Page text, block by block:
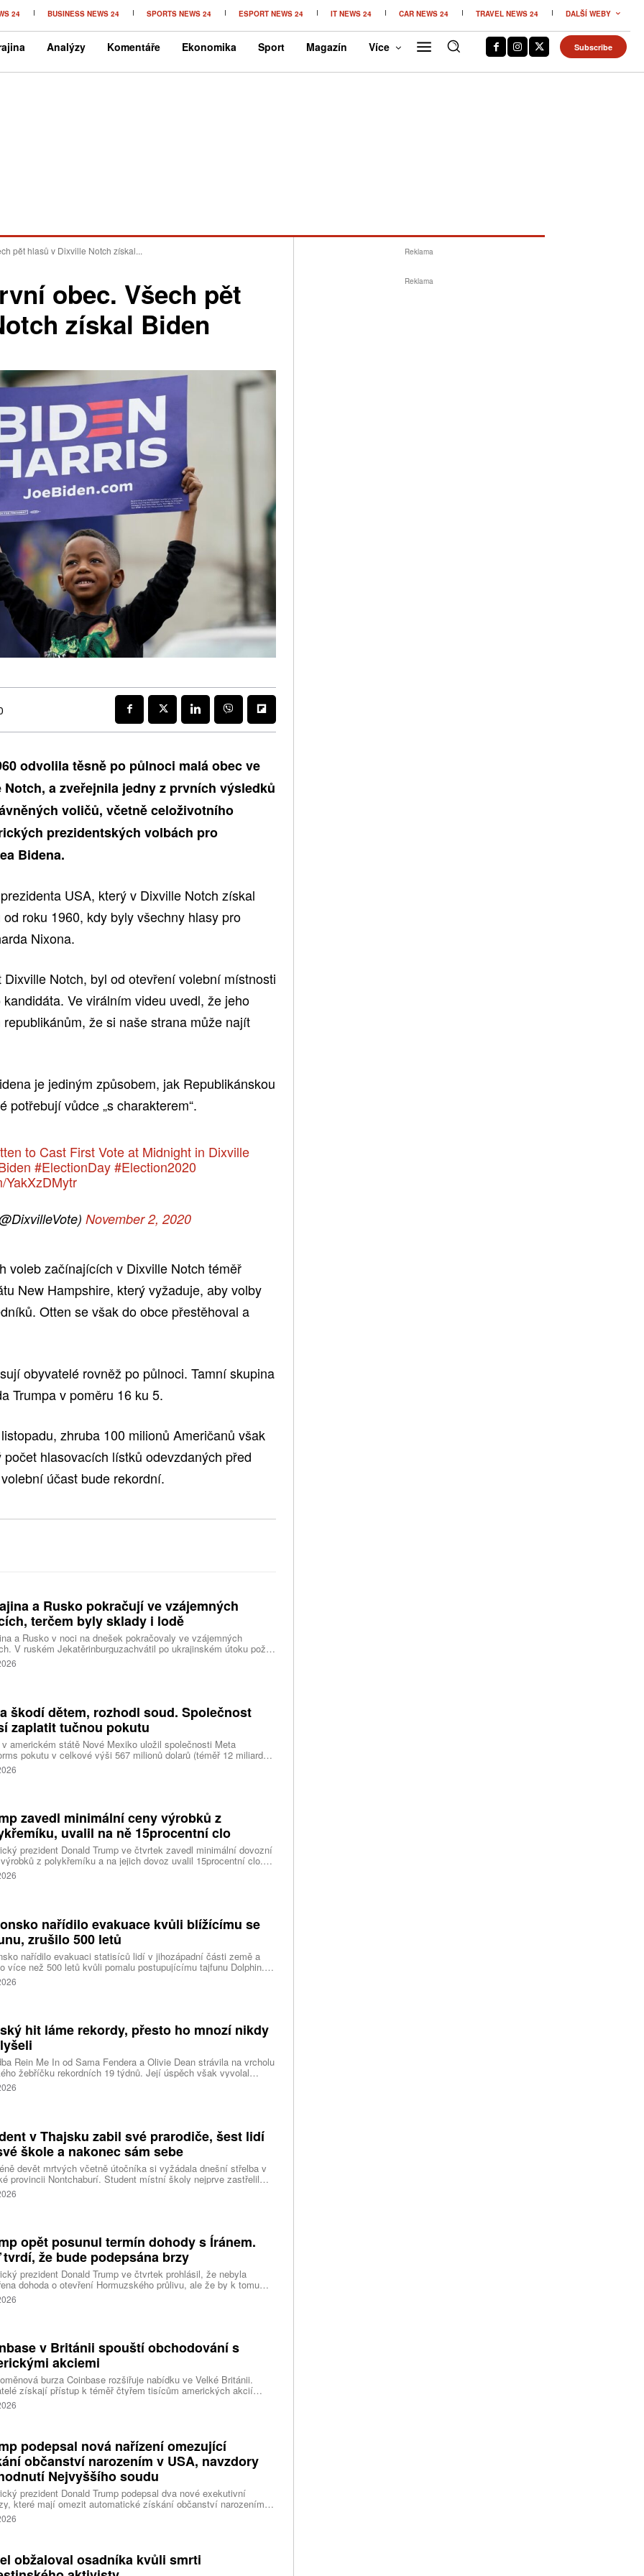
24 BUSINESS NEWS 24 SPORTS NEWS 24 ESPORT NEWS 24 IT NEWS 24 CAR NEWS 24 TRAVEL NEWS 24 DALŠÍ WEBY
Analýzy Komentáře Ekonomika Sport Magazín Více Subscribe
pět hlasů v Dixville Notch získal...
obec. Všech pět
získal Biden
odvolilatěsně po půlnoci malá obec ve
a zveřejnila jedny z prvních výsledků
voličů, včetně celoživotního
prezidentských volbách pro
Bidena.
USA, který v Dixville Notch získal
roku 1960, kdy byly všechny hlasy pro
Nixona.
Notch, byl od otevření volební místnosti
Ve virálním videu uvedl, že jeho
že si naše strana může najít
je jediným způsobem, jak Republikánskou
potřebují vůdce „s charakterem“.
to Cast First Vote at Midnight in Dixville
#ElectionDay#Election2020
YakXzDMytr
November 2, 2020
voleb začínajících v Dixville Notch téměř
New Hampshire, který vyžaduje, aby volby
Otten se však do obce přestěhoval a
obyvatelé rovněž po půlnoci. Tamní skupina
Trumpa v poměru 16 ku 5.
zhruba 100 milionů Američanů však
hlasovacích lístků odevzdaných před
účast bude rekordní.
a Rusko pokračují ve vzájemných
terčem byly sklady i lodě
a Rusko v noci na dnešek pokračovaly ve vzájemných
V ruském Jekatěrinburguzachvátil po ukrajinském útoku požár
centrum ruského internetového prodejce Wildberries.
o tom informovala bez podrobností na síti Telegram.
škodí dětem, rozhodl soud. Společnost
zaplatit tučnou pokutu
americkém státě Nové Mexiko uložil společnosti Meta
pokutu v celkové výši 567 milionů dolarů (téměř 12 miliard
za újmu, kterou její platformy Facebook a Instagram působí
lidem. Firma musí změnit způsob ověřování věku.
zavedl minimální ceny výrobků z
uvalil na ně 15procentní clo
prezident Donald Trump ve čtvrtek zavedl minimální dovozní
z polykřemíku a na jejich dovoz uvalil 15procentní clo.
se používá při výrobě polovodičů a je hlavní složkou
panelů, jeho největším světovým producentem je Čína.
Reuters.nařídilo evakuace kvůli blížícímu se
zrušilo 500 letů
nařídilo evakuaci statisíců lidí v jihozápadní části země a
více než 500 letů kvůli pomalu postupujícímu tajfunu Dolphin.
meteorologů přinese tajfun do oblasti silný vítr, prudký déšť a
vlny, píše agentura Reuters. Dolphin je tajfunem první, tedy
meteorologická agentura (JMA).
hit láme rekordy, přesto ho mnozí nikdy
Rein Me In od Sama Fendera a Olivie Dean strávila na vrcholu
žebříčku rekordních 19 týdnů. Její úspěch však vyvolal
reakci. Řada lidí tvrdí, že píseň nikdy neslyšela. Hudební
totiž rozdělil do menších skupin, které poslouchají úplně jiné
v Thajsku zabil své prarodiče, šest lidí
škole a nakonec sám sebe
devět mrtvých včetně útočníka si vyžádala dnešní střelba v
provincii Nontchaburí. Student místní školy nejprve zastřelil
svého dědečka oba prarodiče a pak se vydal do školy, kde zabil
a tři žáky, dalších 15 lidí zranil a nakonec spáchal
opět posunul termín dohody s Íránem.
tvrdí, že bude podepsána brzy
prezident Donald Trump ve čtvrtek prohlásil, že nebyla
dohoda o otevření Hormuzského průlivu, ale že by k tomu
dojít brzy. Írán je mezitím nadosah dohody o tranzitu v úžině
která může pro Trumpa představovat problém.
v Británii spouští obchodování s
akciemi
burza Coinbase rozšiřuje nabídku ve Velké Británii.
získají přístup k téměř čtyřem tisícům amerických akcií
v aplikaci, ve které spravují kryptoměny a běžné peníze.
podepsal nová nařízení omezující
občanství narozením v USA, navzdory
Nejvyššího soudu
prezident Donald Trump podepsal dva nové exekutivní
které mají omezit automatické získání občanství narozením
Spojených států. Přichází s nimi jen několik týdnů poté, co
soud odmítl jeho předchozí pokus.
obžaloval osadníka kvůli smrti
Reklama
Reklama